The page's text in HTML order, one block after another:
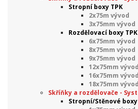
Stropní boxy TPK
2x75m vývod
3x75mm vývod
Rozdělovací boxy TPK
6x75mm vývod
8x75mm vývod
9x75mm vývod
12x75mm vývod
16x75mm vývod
18x75mm vývod
Skříňky a rozdělovače -
Stropní/Stěnové boxy